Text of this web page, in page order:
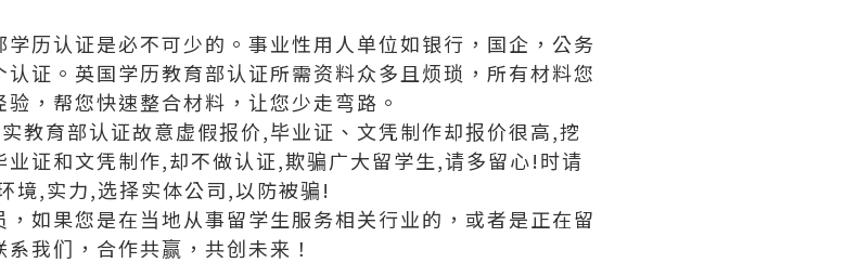
历认证是必不可少的。事业性用人单位如银行，国企，公务
证。英国学历教育部认证所需资料众多且烦琐，所有材料您
，帮您快速整合材料，让您少走弯路。
教育部认证故意虚假报价,毕业证、文凭制作却报价很高,挖
证和文凭制作,却不做认证,欺骗广大留学生,请多留心!时请
境,实力,选择实体公司,以防被骗!
如果您是在当地从事留学生服务相关行业的，或者是正在留
我们，合作共赢，共创未来！